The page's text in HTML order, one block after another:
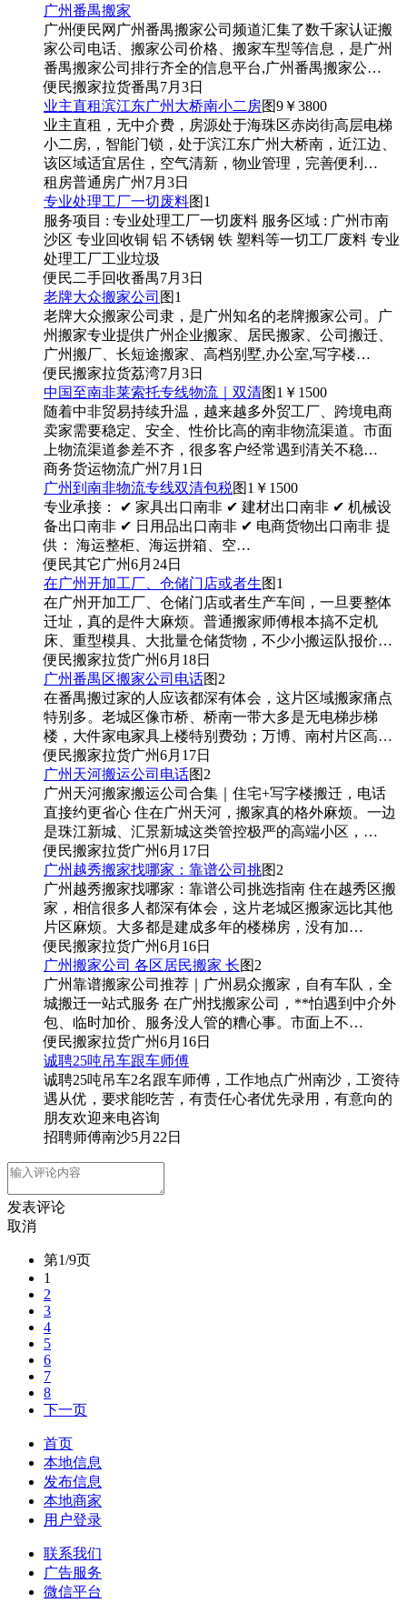
广州番禺搬家
广州便民网广州番禺搬家公司频道汇集了数千家认证搬
家公司电话、搬家公司价格、搬家车型等信息，是广州
番禺搬家公司排行齐全的信息平台,广州番禺搬家公…
便民搬家拉货番禺7月3日
业主直租滨江东广州大桥南小二房图9 ￥3800
业主直租，无中介费，房源处于海珠区赤岗街高层电梯
小二房,，智能门锁，处于滨江东广州大桥南，近江边、
该区域适宜居住，空气清新，物业管理，完善便利…
租房普通房广州 7月3日
专业处理工厂一切废料图1
服务项目 : 专业处理工厂一切废料 服务区域 : 广州市南
沙区 专业回收铜 铝 不锈钢 铁 塑料等一切工厂废料 专业
处理工厂工业垃圾
便民二手回收番禺7月3日
老牌大众搬家公司 图1
老牌大众搬家公司隶，是广州知名的老牌搬家公司。广
州搬家专业提供广州企业搬家、居民搬家、公司搬迁、
广州搬厂、长短途搬家、高档别墅,办公室,写字楼…
便民搬家拉货荔湾7月3日
中国至南非莱索托专线物流｜双清图1 ￥1500
随着中非贸易持续升温，越来越多外贸工厂、跨境电商
卖家需要稳定、安全、性价比高的南非物流渠道。市面
上物流渠道参差不齐，很多客户经常遇到清关不稳…
商务货运物流广州 7月1日
广州到南非物流专线双清包税图1 ￥1500
专业承接： ✔ 家具出口南非 ✔ 建材出口南非 ✔ 机械设
备出口南非 ✔ 日用品出口南非 ✔ 电商货物出口南非 提
供： 海运整柜、海运拼箱、空…
便民其它 广州6月24日
在广州开加工厂、仓储门店或者生图1
在广州开加工厂、仓储门店或者生产车间，一旦要整体
迁址，真的是件大麻烦。普通搬家师傅根本搞不定机
床、重型模具、大批量仓储货物，不少小搬运队报价…
便民搬家拉货广州6月18日
广州番禺区搬家公司电话图2
在番禺搬过家的人应该都深有体会，这片区域搬家痛点
特别多。老城区像市桥、桥南一带大多是无电梯步梯
楼，大件家电家具上楼特别费劲；万博、南村片区高…
便民搬家拉货广州6月17日
广州天河搬运公司电话图2
广州天河搬家搬运公司合集｜住宅+写字楼搬迁，电话
直接约更省心 住在广州天河，搬家真的格外麻烦。一边
是珠江新城、汇景新城这类管控极严的高端小区，…
便民搬家拉货广州6月17日
广州越秀搬家找哪家：靠谱公司挑图2
广州越秀搬家找哪家：靠谱公司挑选指南 住在越秀区搬
家，相信很多人都深有体会，这片老城区搬家远比其他
片区麻烦。大多都是建成多年的楼梯房，没有加…
便民搬家拉货广州6月16日
广州搬家公司 各区居民搬家 长图2
广州靠谱搬家公司推荐｜广州易众搬家，自有车队，全
城搬迁一站式服务 在广州找搬家公司，**怕遇到中介外
包、临时加价、服务没人管的糟心事。市面上不…
便民搬家拉货广州6月16日
诚聘25吨吊车跟车师傅
诚聘25吨吊车2名跟车师傅，工作地点广州南沙，工资待
遇从优，要求能吃苦，有责任心者优先录用，有意向的
朋友欢迎来电咨询
招聘师傅南沙5月22日
发表评论
取消
第1/9页
1
2
3
4
5
6
7
8
下一页
首页
本地信息
发布信息
本地商家
用户登录
联系我们
广告服务
微信平台